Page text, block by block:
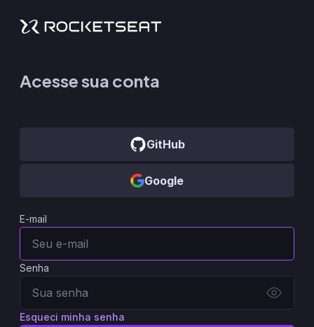
Acesse sua conta
GitHub
Google
E-mail
Senha
Esqueci minha senha